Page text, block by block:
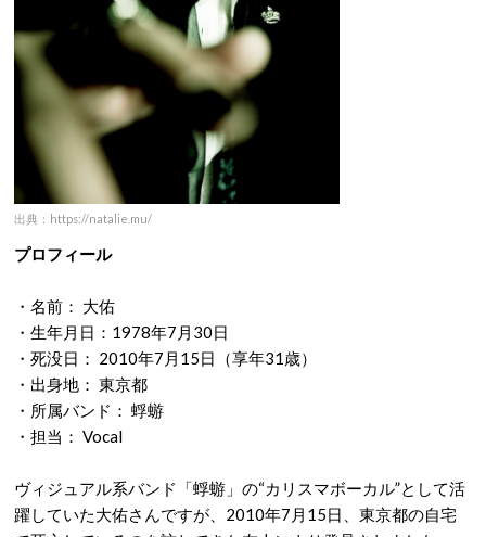
出典：https://natalie.mu/
プロフィール
・名前： 大佑
・生年月日：1978年7月30日
・死没日： 2010年7月15日（享年31歳）
・出身地： 東京都
・所属バンド： 蜉蝣
・担当： Vocal
ヴィジュアル系バンド「蜉蝣」の“カリスマボーカル”として活
躍していた大佑さんですが、2010年7月15日、東京都の自宅